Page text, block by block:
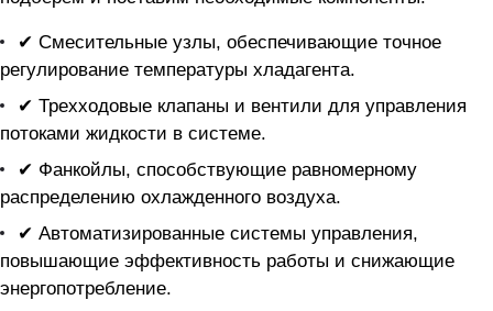
✔ Смесительные узлы, обеспечивающие точное
регулирование температуры хладагента.
✔ Трехходовые клапаны и вентили для управления
потоками жидкости в системе.
✔ Фанкойлы, способствующие равномерному
распределению охлажденного воздуха.
✔ Автоматизированные системы управления,
повышающие эффективность работы и снижающие
энергопотребление.